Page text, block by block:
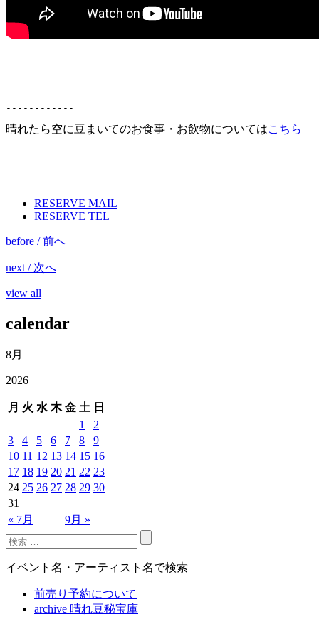
------------
晴れたら空に豆まいてのお食事・お飲物についてはこちら
RESERVE MAIL
RESERVE TEL
before / 前へ
next / 次へ
view all
calendar
8月
2026
月 火 水 木 金 土 日
« 7月 9月 »
1
2
3
4 5 6 7 8
9
10 11 12 13 14 15 16
17 18 19 20 21 22 23
24 25 26 27 28 29 30
31
イベント名・アーティスト名で検索
前売り予約について
archive 晴れ豆秘宝庫